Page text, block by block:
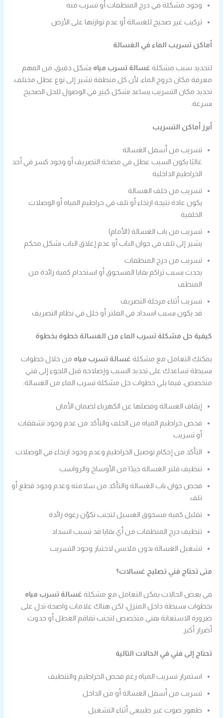
وجود مشكلة في درج المنظفات أو تسرب منه
تركيب غير صحيح للغسالة أو عدم توازنها على الأرض
أماكن تسريب الماء في الغسالة
لتحديد سبب مشكلة غسالة تسرب مياه بشكل دقيق، من المهم
معرفة مكان خروج الماء، لأن كل منطقة تشير إلى نوع عطل مختلف،
تحديد مكان التسريب يساعد بشكل كبير في الوصول للحل الصحيح
بسرعة.
أبرز أماكن التسريب
تسريب من أسفل الغسالة
غالبًا يكون السبب عطل في مضخة التصريف أو وجود كسر في أحد
الخراطيم الداخلية
تسريب من خلف الغسالة
يكون عادة نتيجة ارتخاء أو تلف في خراطيم المياه أو الوصلات
الخلفية
تسريب من باب الغسالة (الأمام)
يشير إلى تلف في جوان الباب أو عدم إغلاق الباب بشكل محكم
تسريب من درج المنظفات
يحدث بسبب تراكم بقايا المسحوق أو استخدام كمية زائدة من
المنظف
تسريب أثناء مرحلة التصريف
قد يكون بسبب انسداد في الفلتر أو خلل في نظام التصريف
كيفية حل مشكلة تسرب الماء من الغسالة خطوة بخطوة
يمكنك التعامل مع مشكلة غسالة تسرب مياه من خلال خطوات
بسيطة تساعدك على تحديد السبب وإصلاحه قبل اللجوء إلى فني
متخصص، فيما يلي خطوات حل مشكلة تسرب الماء من الغسالة:
إيقاف الغسالة وفصلها عن الكهرباء لضمان الأمان
فحص خراطيم المياه من الخلف والتأكد من عدم وجود تشققات
أو تسريب
التأكد من إحكام توصيل الخراطيم وعدم وجود ارتخاء في الوصلات
تنظيف فلتر الغسالة جيدًا من الأوساخ والرواسب
فحص جوان باب الغسالة والتأكد من سلامته وعدم وجود قطع أو
تلف
تقليل كمية مسحوق الغسيل لتجنب تكوّن رغوة زائدة
تنظيف درج المنظفات من أي بقايا قد تسبب انسداد
تشغيل الغسالة بدون ملابس لاختبار وجود التسريب
متى تحتاج فني تصليح غسالات؟
في بعض الحالات يمكن التعامل مع مشكلة غسالة تسرب مياه
بخطوات بسيطة داخل المنزل، لكن هناك علامات واضحة تدل على
ضرورة الاستعانة بفني متخصص لتجنب تفاقم العطل أو حدوث
أضرار أكبر.
تحتاج إلى فني في الحالات التالية
استمرار تسريب المياه رغم فحص الخراطيم والتنظيف
تسريب من أسفل الغسالة أو من الداخل
ظهور صوت غير طبيعي أثناء التشغيل